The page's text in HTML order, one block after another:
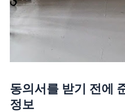
동의서를 받기 전에
정보